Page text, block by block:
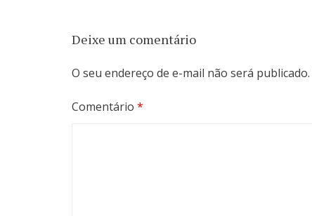
Deixe um comentário
O seu endereço de e-mail não será publicado.
Comentário *